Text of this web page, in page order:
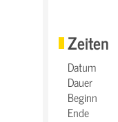
Zeiten
Datum
Dauer
Beginn
Ende